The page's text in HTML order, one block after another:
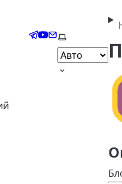
Telegram
YouTube
EmailВыберите